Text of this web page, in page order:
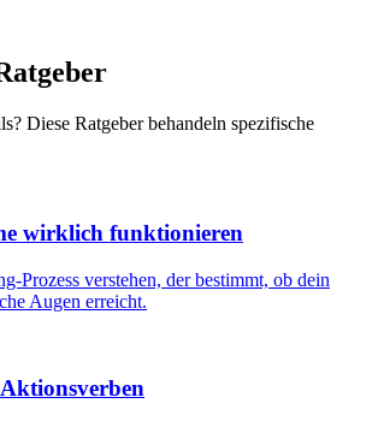
Diese Ratgeber behandeln spezifische
wirklich funktionieren
Prozess verstehen, der bestimmt, ob dein
Augen erreicht.